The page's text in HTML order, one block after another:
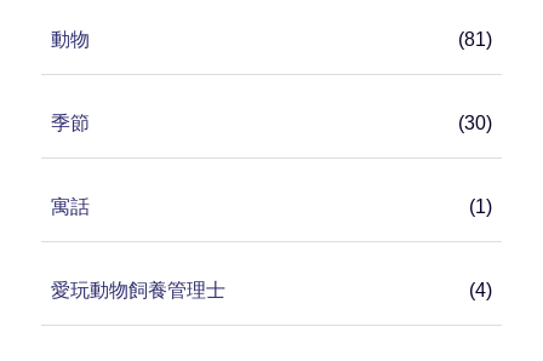
動物 (81)
季節 (30)
寓話 (1)
愛玩動物飼養管理士 (4)